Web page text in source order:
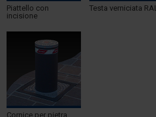
Piattello con
incisione
Testa verniciata RAL
Cornice per pietra